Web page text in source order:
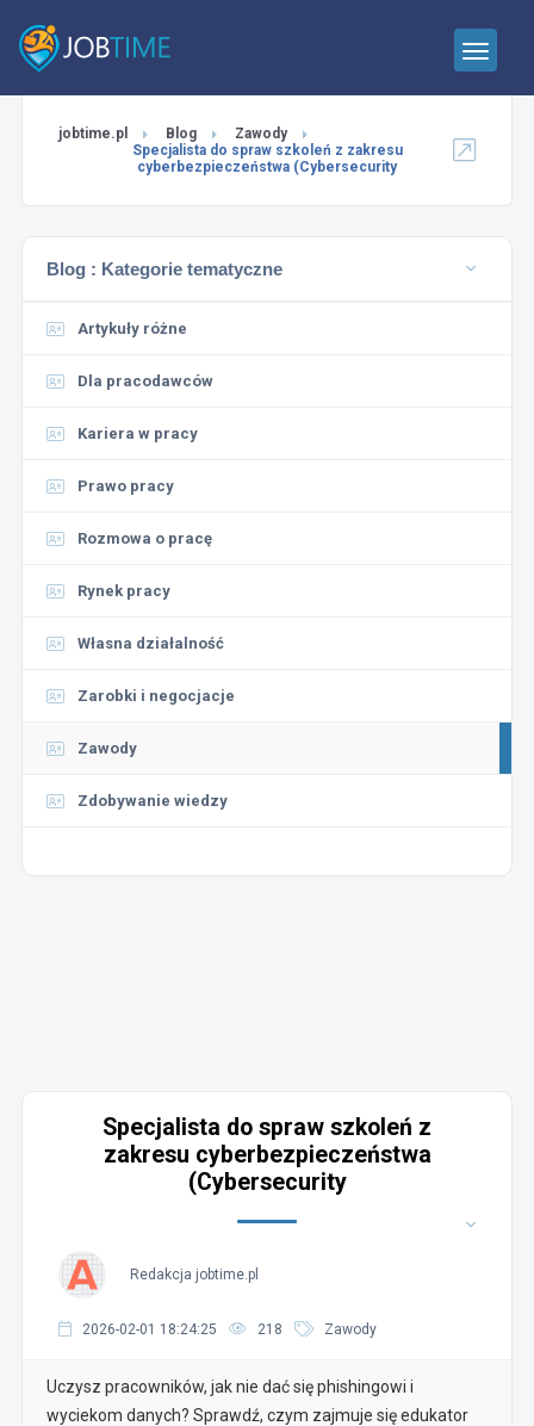
jobtime.pl Blog
Zawody
Specjalista do spraw szkoleń z zakresu
cyberbezpieczeństwa (Cybersecurity
Blog : Kategorie tematyczne
Artykuły różne
Dla pracodawców
Kariera w pracy
Prawo pracy
Rozmowa o pracę
Rynek pracy
Własna działalność
Zarobki i negocjacje
Zawody
Zdobywanie wiedzy
Specjalista do spraw szkoleń z
zakresu cyberbezpieczeństwa
(Cybersecurity
Redakcja jobtime.pl
2026-02-01 18:24:25 218 Zawody
Uczysz pracowników, jak nie dać się phishingowi i
wyciekom danych? Sprawdź, czym zajmuje się edukator